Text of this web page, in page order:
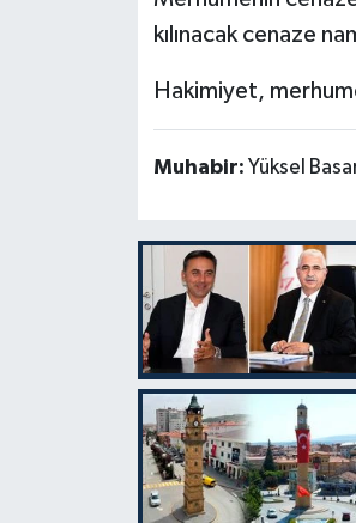
kılınacak cenaze
Hakimiyet,
Muhabir: Yüksel